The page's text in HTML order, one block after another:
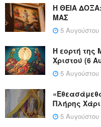
Η ΘΕΙΑ
ΜΑΣ
5 Αυγούστου
Η εορτή
Χριστού (6
5 Αυγούστου
Πλήρης
5 Αυγούστου